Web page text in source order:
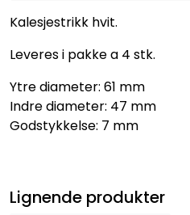
Kalesjestrikk hvit.
Leveres i pakke a 4 stk.
Ytre diameter: 61 mm
Indre diameter: 47 mm
Godstykkelse: 7 mm
Lignende produkter